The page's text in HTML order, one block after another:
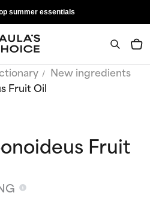
summer essentials
New ingredients
Fruit Oil
Fruit